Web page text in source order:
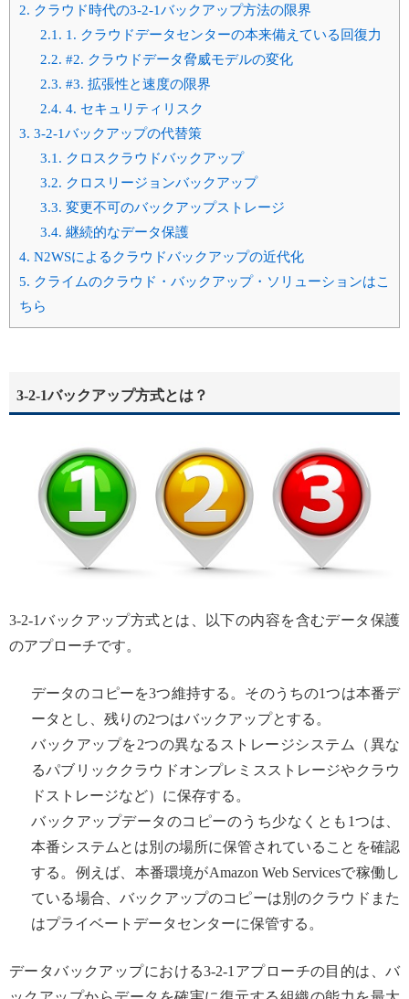
2. クラウド時代の3-2-1バックアップ方法の限界
2.1. 1. クラウドデータセンターの本来備えている回復力
2.2. #2. クラウドデータ脅威モデルの変化
2.3. #3. 拡張性と速度の限界
2.4. 4. セキュリティリスク
3. 3-2-1バックアップの代替策
3.1. クロスクラウドバックアップ
3.2. クロスリージョンバックアップ
3.3. 変更不可のバックアップストレージ
3.4. 継続的なデータ保護
4. N2WSによるクラウドバックアップの近代化
5. クライムのクラウド・バックアップ・ソリューションはこ
ちら
3-2-1バックアップ方式とは？
3-2-1バックアップ方式とは、以下の内容を含むデータ保護
のアプローチです。
データのコピーを3つ維持する。そのうちの1つは本番デ
ータとし、残りの2つはバックアップとする。
バックアップを2つの異なるストレージシステム（異な
るパブリッククラウドオンプレミスストレージやクラウ
ドストレージなど）に保存する。
バックアップデータのコピーのうち少なくとも1つは、
本番システムとは別の場所に保管されていることを確認
する。例えば、本番環境がAmazon Web Servicesで稼働し
ている場合、バックアップのコピーは別のクラウドまた
はプライベートデータセンターに保管する。
データバックアップにおける3-2-1アプローチの目的は、バ